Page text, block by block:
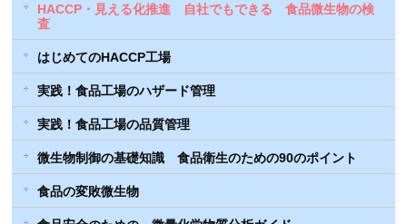
HACCP・見える化推進 自社でもできる 食品微生物の検
査
はじめてのHACCP工場
実践！食品工場のハザード管理
実践！食品工場の品質管理
微生物制御の基礎知識 食品衛生のための90のポイント
食品の変敗微生物